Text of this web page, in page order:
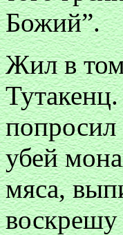
Божий”.
Жил в
убей
мяса,
воскрешу